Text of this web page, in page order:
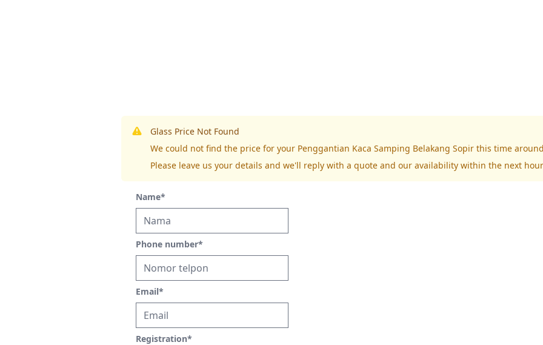
Glass Price Not Found
We could not find the price for your Penggantian Kaca Samping Belakang Sopir this time
Please leave us your details and we'll reply with a quote and our availability within the next
Name*
Phone number*
Email*
Registration*